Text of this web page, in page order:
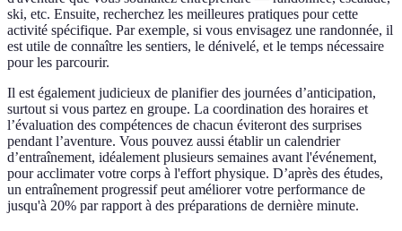
ski, etc. Ensuite, recherchez les meilleures pratiques pour cette
activité spécifique. Par exemple, si vous envisagez une randonnée, il
est utile de connaître les sentiers, le dénivelé, et le temps nécessaire
pour les parcourir.
Il est également judicieux de planifier des journées d’anticipation,
surtout si vous partez en groupe. La coordination des horaires et
l’évaluation des compétences de chacun éviteront des surprises
pendant l’aventure. Vous pouvez aussi établir un calendrier
d’entraînement, idéalement plusieurs semaines avant l'événement,
pour acclimater votre corps à l'effort physique. D’après des études,
un entraînement progressif peut améliorer votre performance de
jusqu'à 20% par rapport à des préparations de dernière minute.